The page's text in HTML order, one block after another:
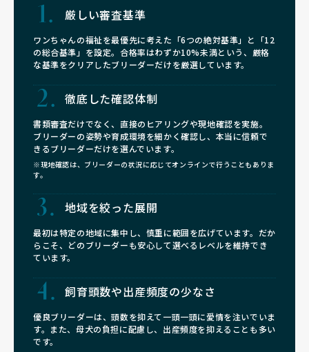
厳しい審査基準
ワンちゃんの福祉を最優先に考えた「6つの絶対基準」と「12
の総合基準」を設定。合格率はわずか10%未満という、厳格
な基準をクリアしたブリーダーだけを厳選しています。
徹底した確認体制
書類審査だけでなく、直接のヒアリングや現地確認を実施。
ブリーダーの姿勢や育成環境を細かく確認し、本当に信頼で
きるブリーダーだけを選んでいます。
※現地確認は、ブリーダーの状況に応じてオンラインで行うこともありま
す。
地域を絞った展開
最初は特定の地域に集中し、慎重に範囲を広げています。だか
らこそ、どのブリーダーも安心して選べるレベルを維持でき
ています。
飼育頭数や出産頻度の少なさ
優良ブリーダーは、頭数を抑えて一頭一頭に愛情を注いでいま
す。また、母犬の負担に配慮し、出産頻度を抑えることも多い
です。